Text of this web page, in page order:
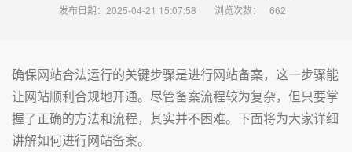
发布日期：2025-04-21 15:07:58 浏览次数： 662
确保网站合法运行的关键步骤是进行网站备案，这一步骤能
让网站顺利合规地开通。尽管备案流程较为复杂，但只要掌
握了正确的方法和流程，其实并不困难。下面将为大家详细
讲解如何进行网站备案。